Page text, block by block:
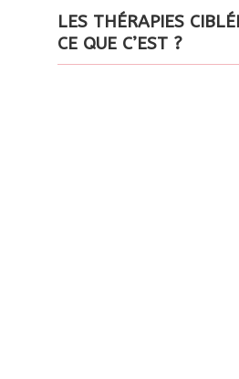
LES THÉRAPIES
CE QUE C’EST ?